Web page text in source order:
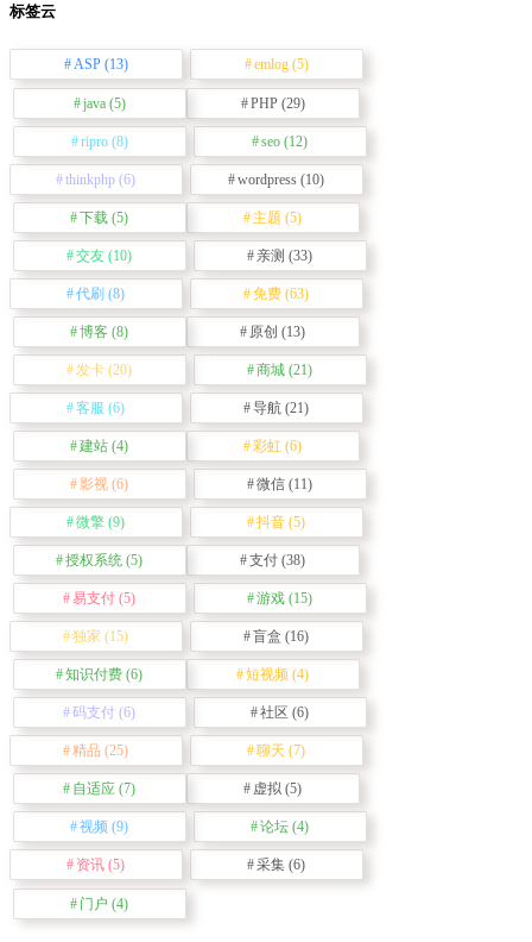
标签云
ASP(13) emlog(5)
java(5) PHP(29)
ripro(8) seo (12)
thinkphp (6) wordpress (10)
下载 (5) 主题 (5)
交友 (10) 亲测 (33)
代刷 (8) 免费 (63)
博客 (8) 原创 (13)
发卡 (20) 商城 (21)
客服 (6) 导航 (21)
建站 (4) 彩虹 (6)
影视 (6) 微信 (11)
微擎 (9) 抖音 (5)
授权系统 (5) 支付 (38)
易支付 (5) 游戏 (15)
独家 (15) 盲盒 (16)
知识付费 (6) 短视频 (4)
码支付 (6) 社区 (6)
精品 (25) 聊天 (7)
自适应 (7) 虚拟 (5)
视频 (9) 论坛 (4)
资讯 (5) 采集 (6)
门户 (4)